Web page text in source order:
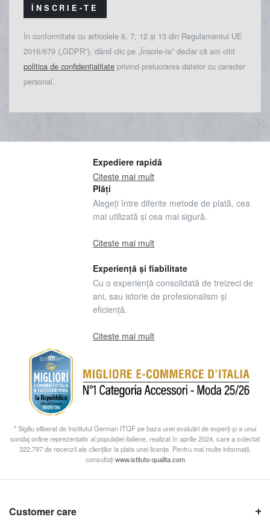
ÎNSCRIE-TE
În conformitate cu articolele 6, 7, 12 și 13 din Regulamentul UE
2016/679 („GDPR”), dând clic pe „Înscrie-te” declar că am citit
politica de confidențialitate privind prelucrarea datelor cu caracter
personal.
Expediere rapidă
Citeste mai mult
Plăți
Alegeți între diferite metode de plată, cea
mai utilizată și cea mai sigură.
Citeste mai mult
Experiență și fiabilitate
Cu o experiență consolidată de treizeci de
ani, sau istorie de profesionalism și
eficiență.
Citeste mai mult
* Sigiliu eliberat de Institutul German ITQF pe baza unei evaluări de experți și a unui
sondaj online reprezentativ al populației italiene, realizat în aprilie 2024, care a colectat
322.797 de recenzii ale clienților la plata unei licențe. Pentru mai multe informații,
consultațiwww.istituto-qualita.com
Customer care